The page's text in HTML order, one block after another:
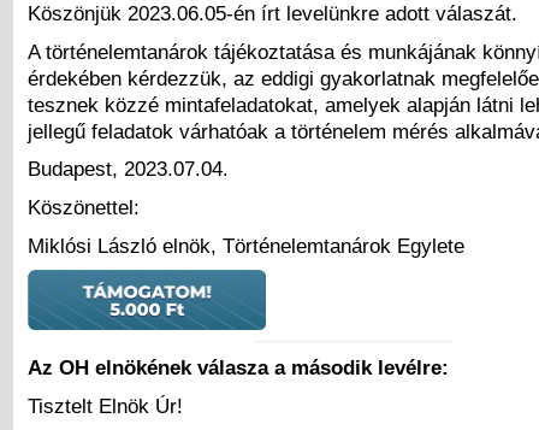
Köszönjük 2023.06.05-én írt levelünkre adott válaszát.
A történelemtanárok tájékoztatása és munkájának
érdekében kérdezzük, az eddigi gyakorlatnak
tesznek közzé mintafeladatokat, amelyek alapján látni
jellegű feladatok várhatóak a történelem mérés
Budapest, 2023.07.04.
Köszönettel:
Miklósi László elnök, Történelemtanárok Egylete
Az OH elnökének válasza a második levélre:
Tisztelt Elnök Úr!